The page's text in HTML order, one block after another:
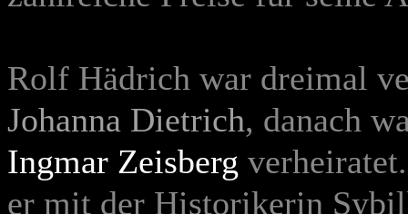
Rolf Hädrich war dreimal
Johanna Dietrich, danach
Ingmar Zeisberg
er mit der Historikerin